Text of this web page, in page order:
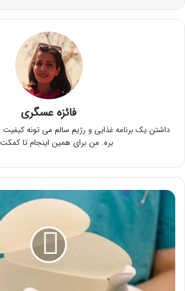
فائزه عسگری
داشتن یک برنامه غذایی و رژیم سالم می تونه کیفیت
بره. من برای همین اینجام تا
بهترين
پروتز
در
تهران
کیست؟